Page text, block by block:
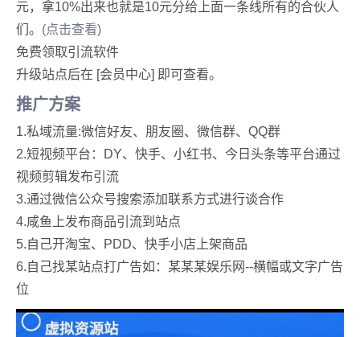
元，拿10%出来也就是10元分给上面一条线所有的合伙人
们。 (点击查看)
免费领取引流软件
升级站点后在 [会员中心] 即可查看。
推广方案
1.私域流量:微信好友、朋友圈、微信群、QQ群
2.短视频平台：DY、快手、小红书、今日头条等平台通过
视频剪辑发布引流
3.通过微信公众号搜索添加联系方式进行谈合作
4.咸鱼上发布商品引流到站点
5.自己开淘宝、PDD、快手小店上架商品
6.自己找某站点打广告如：某某某娱乐网--横幅或文字广告
位